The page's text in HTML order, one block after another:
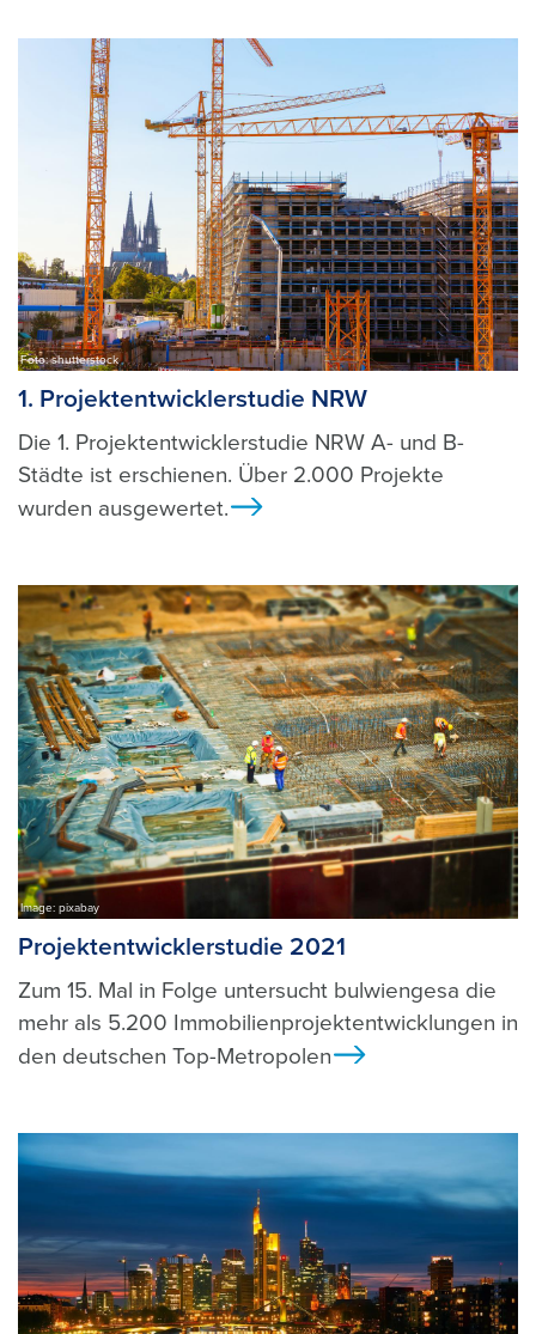
Foto: shutterstock
1. Projektentwicklerstudie NRW
Die 1. Projektentwicklerstudie NRW A- und B-
Städte ist erschienen. Über 2.000 Projekte
wurden ausgewertet.
Image: pixabay
Projektentwicklerstudie 2021
Zum 15. Mal in Folge untersucht bulwiengesa die
mehr als 5.200 Immobilienprojektentwicklungen in
den deutschen Top-Metropolen